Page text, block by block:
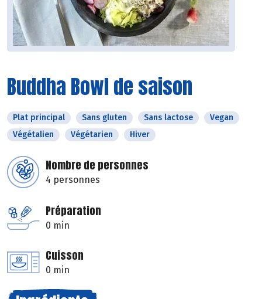
Buddha Bowl de saison
Plat principal Sans gluten Sans lactose
Vegan
Végétalien
Végétarien Hiver
Nombre de personnes
4 personnes
Préparation
0 min
Cuisson
0 min